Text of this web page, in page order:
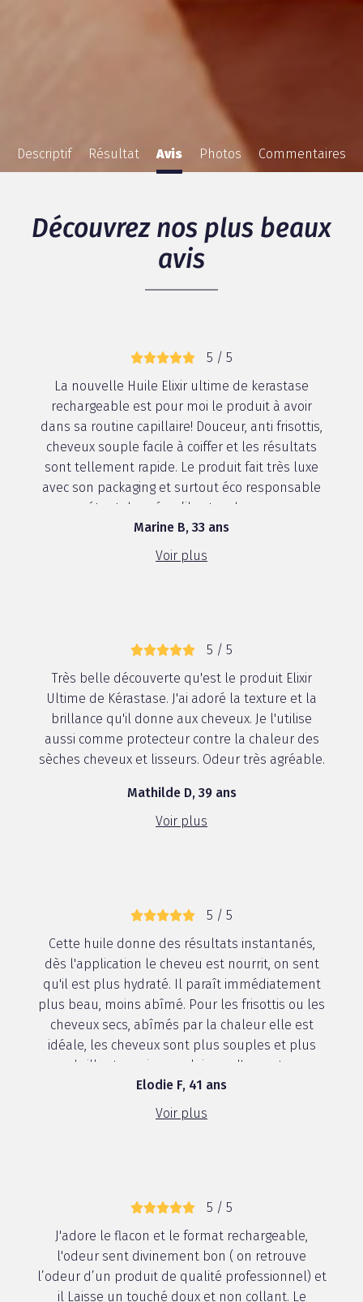
Descriptif Résultat Avis Photos Commentaires
Découvrez nos plus beaux
avis
5 / 5
La nouvelle Huile Elixir ultime de kerastase
rechargeable est pour moi le produit à avoir
dans sa routine capillaire! Douceur, anti frisottis,
cheveux souple facile à coiffer et les résultats
sont tellement rapide. Le produit fait très luxe
avec son packaging et surtout éco responsable
étant donné qu’il est recharge...
Marine B, 33 ans
Voir plus
5 / 5
Très belle découverte qu'est le produit Elixir
Ultime de Kérastase. J'ai adoré la texture et la
brillance qu'il donne aux cheveux. Je l'utilise
aussi comme protecteur contre la chaleur des
sèches cheveux et lisseurs. Odeur très agréable.
Mathilde D, 39 ans
Voir plus
5 / 5
Cette huile donne des résultats instantanés,
dès l'application le cheveu est nourrit, on sent
qu'il est plus hydraté. Il paraît immédiatement
plus beau, moins abîmé. Pour les frisottis ou les
cheveux secs, abîmés par la chaleur elle est
idéale, les cheveux sont plus souples et plus
brillants mais sans laisser d'aspect...
Elodie F, 41 ans
Voir plus
5 / 5
J'adore le flacon et le format rechargeable,
l'odeur sent divinement bon ( on retrouve
l’odeur d’un produit de qualité professionnel) et
il Laisse un touché doux et non collant. Le